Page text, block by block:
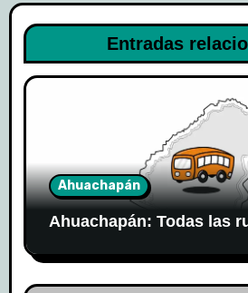
Entradas
Ahuachapán
Ahuachapán: Todas las